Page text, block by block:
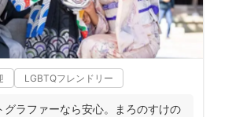
LGBTQフレンドリー
グラファーなら安心。まろのすけの